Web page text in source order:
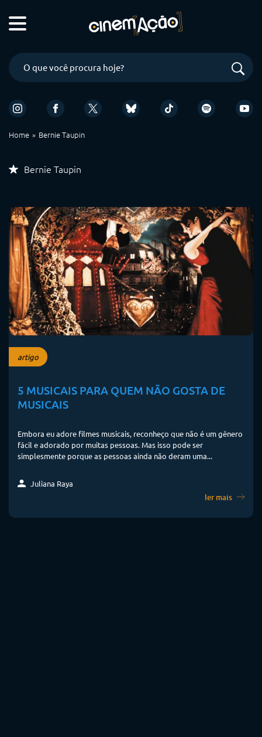
Home Bernie Taupin
Bernie Taupin
artigo
5 MUSICAIS PARA QUEM NÃO GOSTA DE
MUSICAIS
Embora eu adore filmes musicais, reconheço que não é um gênero
fácil e adorado por muitas pessoas. Mas isso pode ser
simplesmente porque as pessoas ainda não deram uma...
Juliana Raya
ler mais